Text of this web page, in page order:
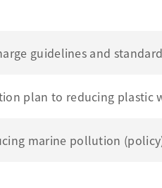
guidelines and
plan to reducing plastic
marine pollution